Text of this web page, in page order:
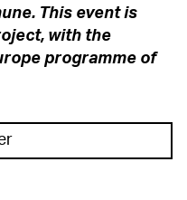
This event is
with the
programme of